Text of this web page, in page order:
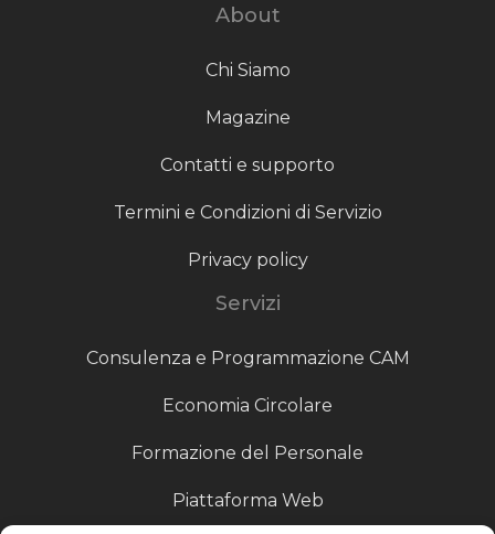
About
Chi Siamo
Magazine
Contatti e supporto
Termini e Condizioni di Servizio
Privacy policy
Servizi
Consulenza e Programmazione CAM
Economia Circolare
Formazione del Personale
Piattaforma Web